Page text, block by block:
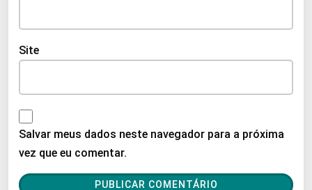
Site
Salvar meus dados neste navegador para a próxima
vez que eu comentar.